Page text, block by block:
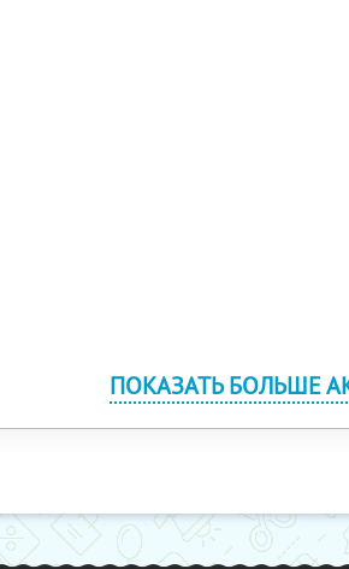
ПОКАЗАТЬ БОЛЬШЕ